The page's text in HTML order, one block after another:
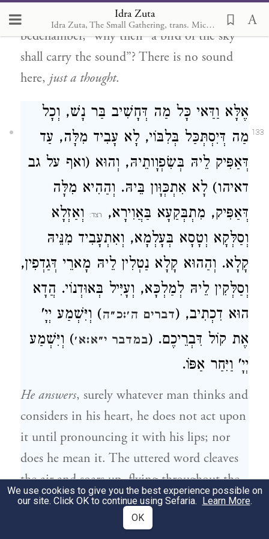
Idra Zuta
Idra Zuta, The Small Gathering, trans. Michal Ricardo
your thought…… even in your
bedchamber,” why then “a bird of the sky
shall carry the sound”? There is no sound
here, just a thought.
133
אֶלָּא וַדַּאי כָּל מַה דְּחָשִׁיב בַּר נָשׁ, וְכָל
מַה דְּיִסְתְּכַּל בְּלִבּוֹי, לָא עָבִיד מִלָּה, עַד
דְּאַפִּיק לֵיהּ בְּשִׂפְוָותֵיהּ, וְהוּא (ואף על גב
דאיהו) לָא אִתְכְּוָּון בֵּיהּ. וְהַהִיא מִלָּה
דְּאַפִּיק, מִתְבְּקַעָא בַּאֲוִירָא,
וְאַזְלָא
וְסַלְּקָא וְטָסָא בְּעָלְמָא, וְאִתְעָבִיד מִנֵּיהּ
קָלָא. וְהַהוּא קָלָא נַטְלִין לֵיהּ מָארֵי דְּגַדְפִין,
וְסַלְּקִין לֵיהּ לְמַלְכָּא, וְעָיִּיל בְּאוּדְנוֹי. הֲדָא
הוּא דִכְתִיב, (דברים ה׳:כ״ה) וְיִּשְׁמַע יְיָ'
אֶת קוֹל דִּבְרֵיכֶם. (במדבר י״א:א׳) וְיִּשְׁמַע
יְיָ' וַיִּחַר אַפּוֹ.
He answers, surely whatever man thinks and
considers in his heart, he does not act upon
it until pronouncing it with his lips; nor
does he mean it. The uttered word cleaves
the air and soars up, flying throughout the
world and is made into a sound. Winged
creatures carry it and raise it to the king,
We use cookies to give you the best experience possible on
our site. Click OK to continue using Sefaria. Learn More.
OK